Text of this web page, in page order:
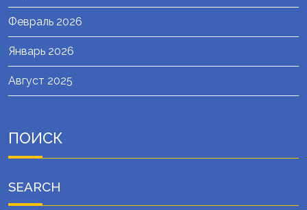
Февраль 2026
Январь 2026
Август 2025
ПОИСК
SEARCH